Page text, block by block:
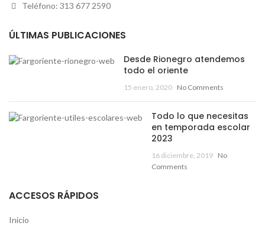
Teléfono: 313 677 2590
ÚLTIMAS PUBLICACIONES
Desde Rionegro atendemos
todo el oriente
15 enero, 2020 No Comments
Todo lo que necesitas
en temporada escolar
2023
16 diciembre, 2019 No
Comments
ACCESOS RÁPIDOS
Inicio